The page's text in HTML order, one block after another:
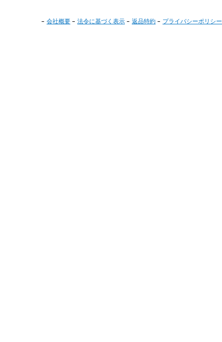
会社概要 法令に基づく表示 返品特約 プライバシーポリシー